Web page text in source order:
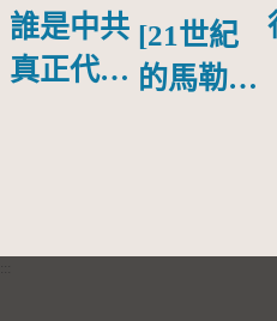
誰是中共
真正代言
[21世紀
的馬勒、
的依戀—